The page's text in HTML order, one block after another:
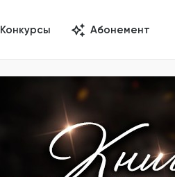
Конкурсы Абонемент